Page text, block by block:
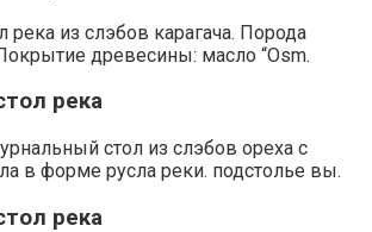
из слэбов карагача. Порода
древесины: масло “Osm.
река
стол из слэбов ореха с
в форме русла реки. подстолье вы.
река